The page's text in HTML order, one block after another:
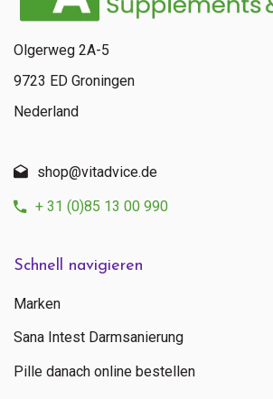
Schnell navigieren
Marken
Sana Intest Darmsanierung
Pille danach online bestellen
Olgerweg 2A-5
9723 ED Groningen
Nederland
shop@vitadvice.de
+ 31 (0)85 13 00 990